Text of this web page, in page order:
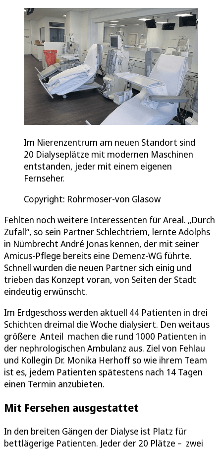
Im Nierenzentrum am neuen Standort sind
20 Dialyseplätze mit modernen Maschinen
entstanden, jeder mit einem eigenen
Fernseher.
Copyright: Rohrmoser-von Glasow
Fehlten noch weitere Interessenten für Areal. „Durch
Zufall“, so sein Partner Schlechtriem, lernte Adolphs
in Nümbrecht André Jonas kennen, der mit seiner
Amicus-Pflege bereits eine Demenz-WG führte.
Schnell wurden die neuen Partner sich einig und
trieben das Konzept voran, von Seiten der Stadt
eindeutig erwünscht.
Im Erdgeschoss werden aktuell 44 Patienten in drei
Schichten dreimal die Woche dialysiert. Den weitaus
größere Anteil machen die rund 1000 Patienten in
der nephrologischen Ambulanz aus. Ziel von Fehlau
und Kollegin Dr. Monika Herhoff so wie ihrem Team
ist es, jedem Patienten spätestens nach 14 Tagen
einen Termin anzubieten.
Mit Fersehen ausgestattet
In den breiten Gängen der Dialyse ist Platz für
bettlägerige Patienten. Jeder der 20 Plätze – zwei